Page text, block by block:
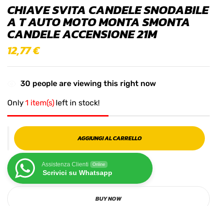
CHIAVE SVITA CANDELE SNODABILE
A T AUTO MOTO MONTA SMONTA
CANDELE ACCENSIONE 21M
12,77€
30 people are viewing this right now
Only1 item(s) left in stock!
AGGIUNGI AL CARRELLO
Assistenza Clienti Online
Scrivici su Whatsapp
BUY NOW